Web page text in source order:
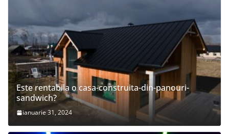
Este rentabila o casa-construita-din-panouri-
sandwich?
ianuarie 31, 2024